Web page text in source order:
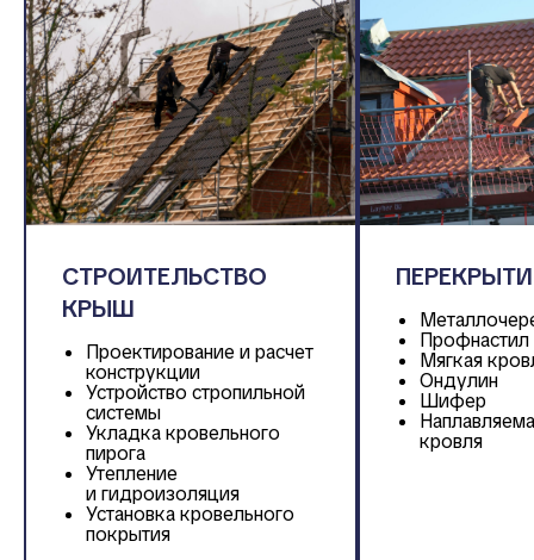
СТРОИТЕЛЬСТВО
КРЫШ
Проектирование и расчет
конструкции
Устройство стропильной
системы
Укладка кровельного
пирога
Утепление
и гидроизоляция
Установка кровельного
покрытия
Мягкая
Ондулин
Шифер
кровля